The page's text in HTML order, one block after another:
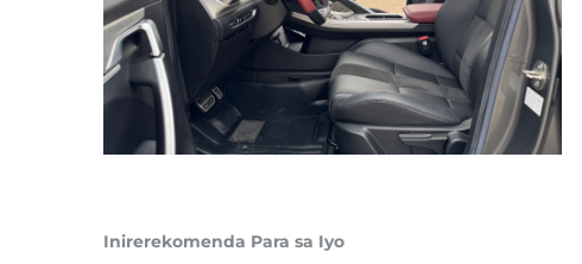
Inirerekomenda Para sa Iyo